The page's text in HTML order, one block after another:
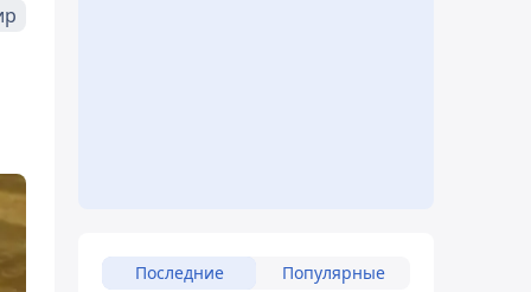
Последние Популярные